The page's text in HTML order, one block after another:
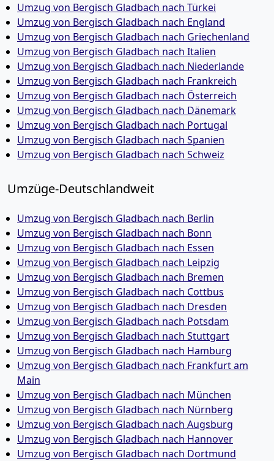
Umzug von Bergisch Gladbach nach Türkei
Umzug von Bergisch Gladbach nach England
Umzug von Bergisch Gladbach nach Griechenland
Umzug von Bergisch Gladbach nach Italien
Umzug von Bergisch Gladbach nach Niederlande
Umzug von Bergisch Gladbach nach Frankreich
Umzug von Bergisch Gladbach nach Österreich
Umzug von Bergisch Gladbach nach Dänemark
Umzug von Bergisch Gladbach nach Portugal
Umzug von Bergisch Gladbach nach Spanien
Umzug von Bergisch Gladbach nach Schweiz
Umzüge-Deutschlandweit
Umzug von Bergisch Gladbach nach Berlin
Umzug von Bergisch Gladbach nach Bonn
Umzug von Bergisch Gladbach nach Essen
Umzug von Bergisch Gladbach nach Leipzig
Umzug von Bergisch Gladbach nach Bremen
Umzug von Bergisch Gladbach nach Cottbus
Umzug von Bergisch Gladbach nach Dresden
Umzug von Bergisch Gladbach nach Potsdam
Umzug von Bergisch Gladbach nach Stuttgart
Umzug von Bergisch Gladbach nach Hamburg
Umzug von Bergisch Gladbach nach Frankfurt am
Main
Umzug von Bergisch Gladbach nach München
Umzug von Bergisch Gladbach nach Nürnberg
Umzug von Bergisch Gladbach nach Augsburg
Umzug von Bergisch Gladbach nach Hannover
Umzug von Bergisch Gladbach nach Dortmund